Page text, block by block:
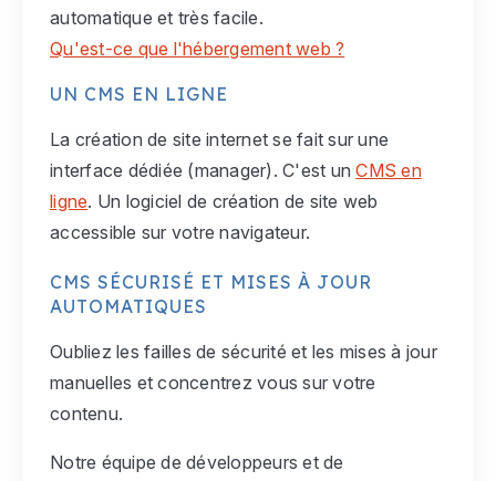
automatique et très facile.
Qu'est-ce que l'hébergement web ?
UN CMS EN LIGNE
La création de site internet se fait sur une
interface dédiée (manager). C'est unCMS en
ligne. Un logiciel de création de site web
accessible sur votre navigateur.
CMS SÉCURISÉ ET MISES À JOUR
AUTOMATIQUES
Oubliez les failles de sécurité et les mises à jour
manuelles et concentrez vous sur votre
contenu.
Notre équipe de développeurs et de